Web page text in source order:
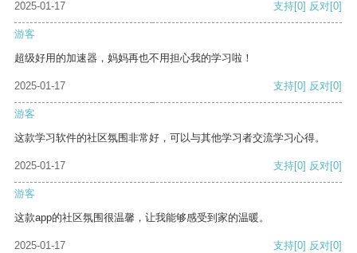
2025-01-17 支持[0] 反对[0]
游客
超级好用的加速器，妈妈再也不用担心我的学习啦！
2025-01-17 支持[0] 反对[0]
游客
这款学习软件的社区氛围非常好，可以与其他学习者交流学习心得。
2025-01-17 支持[0] 反对[0]
游客
这款app的社区氛围很温馨，让我能够感受到家的温暖。
2025-01-17 支持[0] 反对[0]